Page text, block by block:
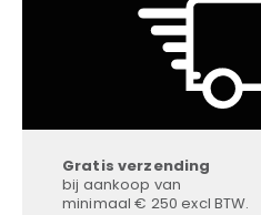
Gratis verzending
bij aankoop van
minimaal € 250 excl BTW.